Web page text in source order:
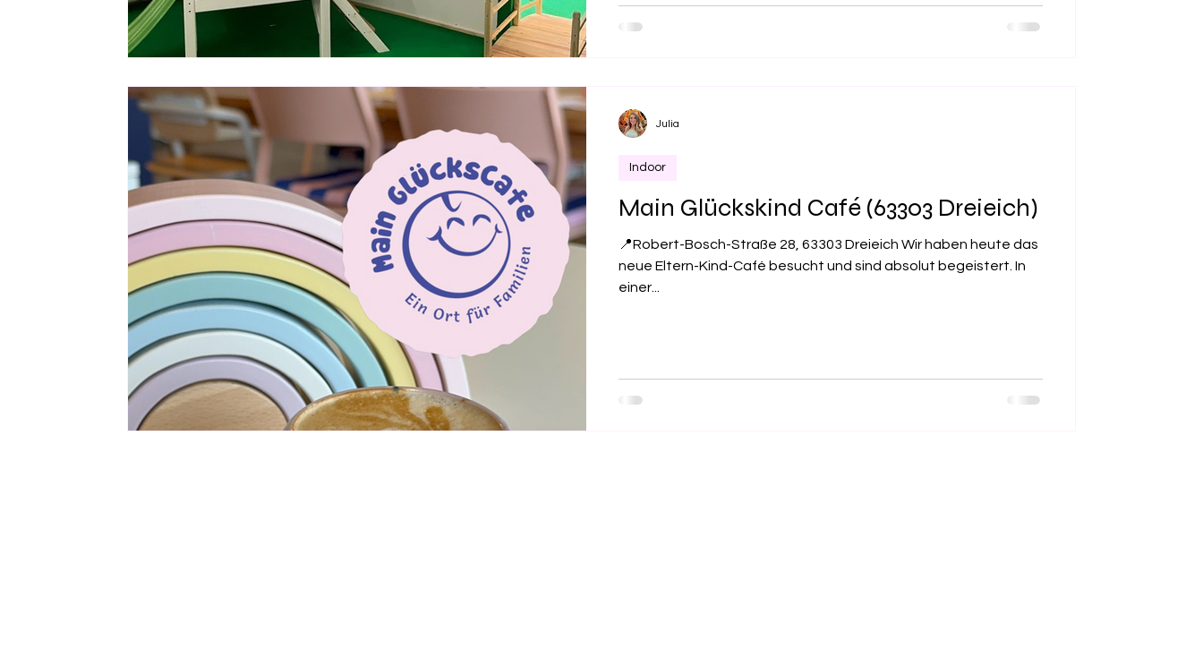
Main Glückskind Café (63303 Dreieich)
📍Robert-Bosch-Straße 28, 63303 Dreieich Wir haben heute das
neue Eltern-Kind-Café besucht und sind absolut begeistert. In
einer...
Indoor
Julia